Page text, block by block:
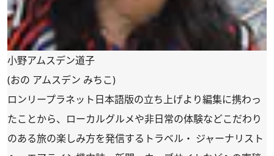
小野アムスデン道子
(おの アムスデン みちこ)
ロンリープラネット日本語版の立ち上げより編集に携わっ
たことから、ローカルグルメや非日常の体験などこだわり
のある旅の楽しみ方を発信するトラベル・ ジャーナリスト